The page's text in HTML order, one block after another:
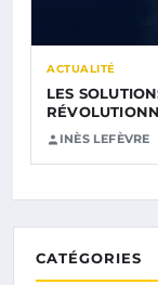
ACTUALITÉ
LES
INÈS LEFÈVRE
CATÉGORIES